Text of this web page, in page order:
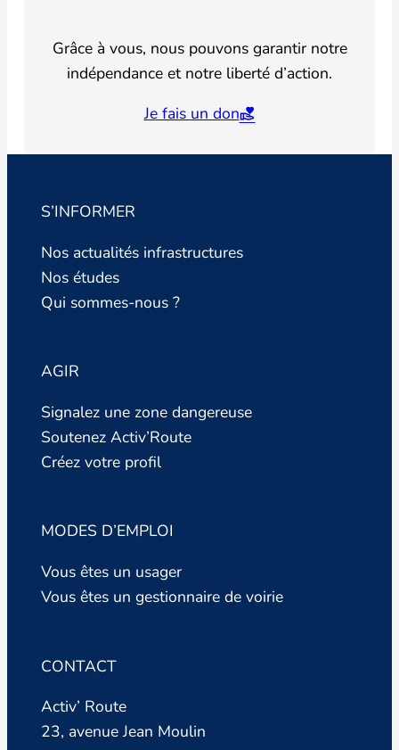
Grâce à vous, nous pouvons garantir notre
indépendance et notre liberté d’action.
Je fais un don
S’INFORMER
Nos actualités infrastructures
Nos études
Qui sommes-nous ?
AGIR
Signalez une zone dangereuse
Soutenez Activ’Route
Créez votre profil
MODES D’EMPLOI
Vous êtes un usager
Vous êtes un gestionnaire de voirie
CONTACT
Activ’ Route
23, avenue Jean Moulin